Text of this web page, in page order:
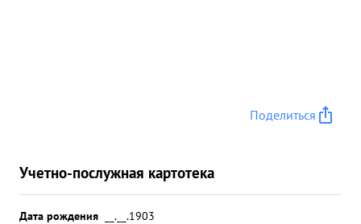
Поделиться
Учетно-послужная картотека
Дата рождения
__.__.1903